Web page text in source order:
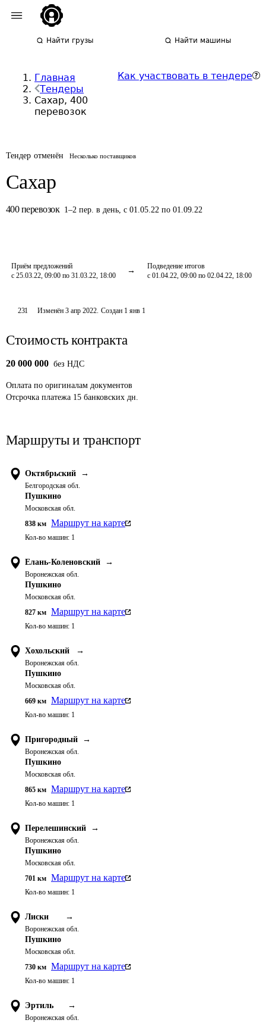
Найти грузы Найти машины
Главная
Тендеры
Сахар, 400
перевозок
Как участвовать в тендере
Тендер отменён Несколько поставщиков
Сахар
400 перевозок 1–2 пер. в день,с 01.05.22 по 01.09.22
Приём предложений
с 25.03.22, 09:00 по 31.03.22, 18:00
Подведение итогов
с 01.04.22, 09:00 по 02.04.22, 18:00
231 Изменён3 апр 2022. Создан 1 янв 1
Стоимость контракта
20 000 000 без НДС
Оплата по оригиналам документов
Отсрочка платежа 15 банковских дн.
Маршруты и транспорт
Октябрьский →
Белгородская обл.
Пушкино
Московская обл.
838 км Маршрут на карте
Кол-во машин: 1
Елань-Коленовский →
Воронежская обл.
Пушкино
Московская обл.
827 км Маршрут на карте
Кол-во машин: 1
Хохольский →
Воронежская обл.
Пушкино
Московская обл.
669 км Маршрут на карте
Кол-во машин: 1
Пригородный →
Воронежская обл.
Пушкино
Московская обл.
865 км Маршрут на карте
Кол-во машин: 1
Перелешинский →
Воронежская обл.
Пушкино
Московская обл.
701 км Маршрут на карте
Кол-во машин: 1
Лиски →
Воронежская обл.
Пушкино
Московская обл.
730 км Маршрут на карте
Кол-во машин: 1
Эртиль →
Воронежская обл.